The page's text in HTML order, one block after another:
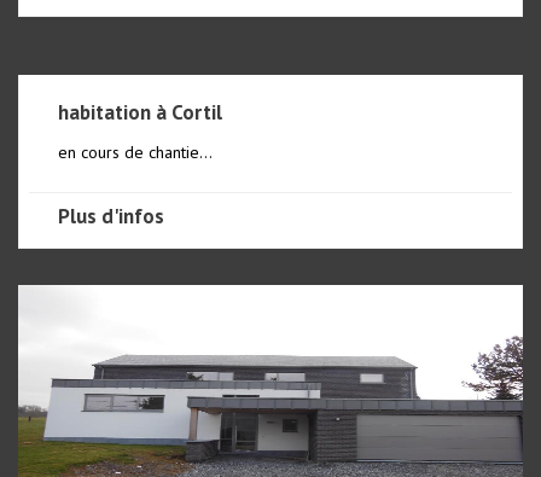
habitation à Cortil
en cours de chantie...
Plus d'infos